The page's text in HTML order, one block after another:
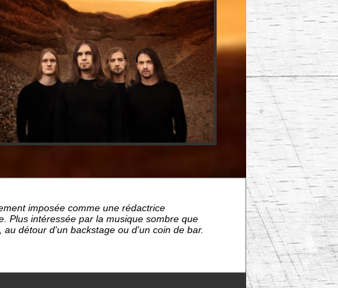
imposée comme une rédactrice
Plus intéressée par la musique sombre que
détour d'un backstage ou d'un coin de bar.